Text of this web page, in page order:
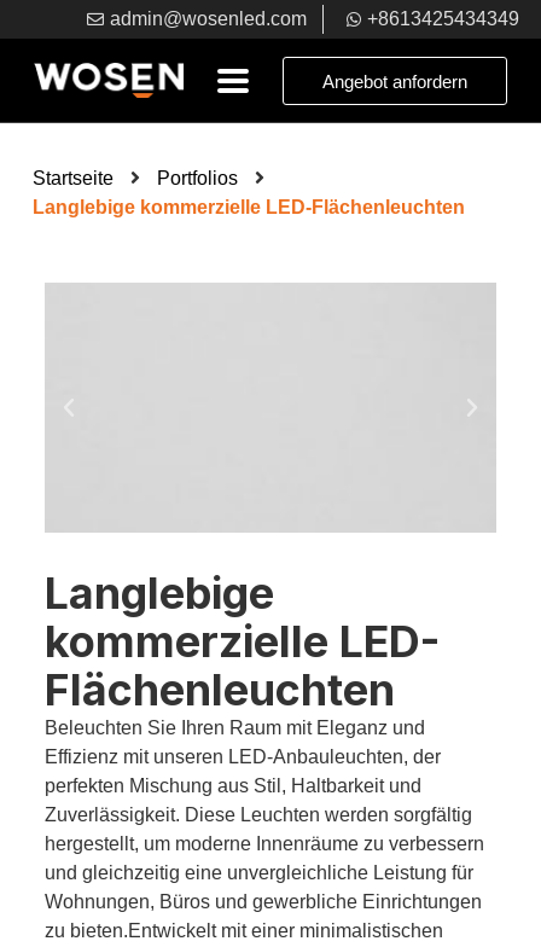
admin@wosenled.com +8613425434349
Angebot anfordern
Startseite
Portfolios
Langlebige kommerzielle LED-Flächenleuchten
Langlebige
kommerzielle LED-
Flächenleuchten
Beleuchten Sie Ihren Raum mit Eleganz und
Effizienz mit unseren LED-Anbauleuchten, der
perfekten Mischung aus Stil, Haltbarkeit und
Zuverlässigkeit. Diese Leuchten werden sorgfältig
hergestellt, um moderne Innenräume zu verbessern
und gleichzeitig eine unvergleichliche Leistung für
Wohnungen, Büros und gewerbliche Einrichtungen
zu bieten.Entwickelt mit einer minimalistischen